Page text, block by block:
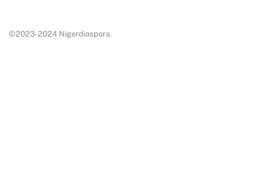
©2023-2024 Nigerdiaspora.